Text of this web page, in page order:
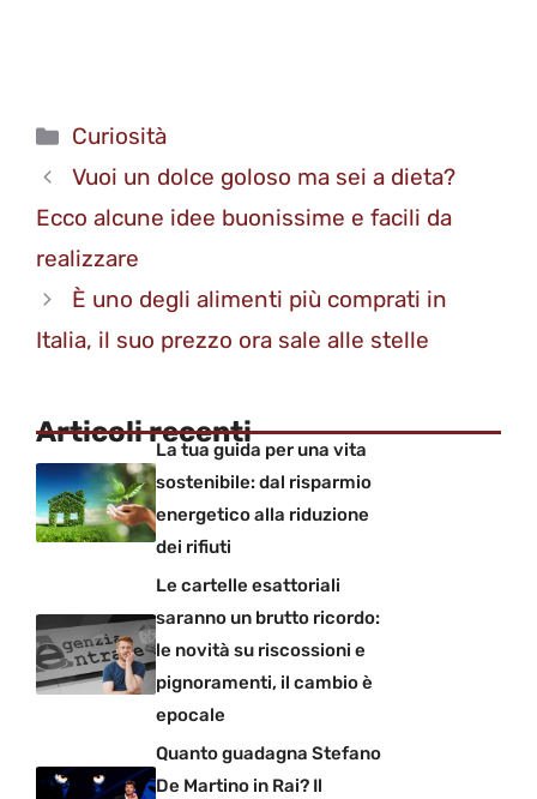
Categorie
Curiosità
Vuoi un dolce goloso ma sei a dieta?
Ecco alcune idee buonissime e facili da
realizzare
È uno degli alimenti più comprati in
Italia, il suo prezzo ora sale alle stelle
Articoli recenti
La tua guida per una vita
sostenibile: dal risparmio
energetico alla riduzione
dei rifiuti
Le cartelle esattoriali
saranno un brutto ricordo:
le novità su riscossioni e
pignoramenti, il cambio è
epocale
Quanto guadagna Stefano
De Martino in Rai? Il